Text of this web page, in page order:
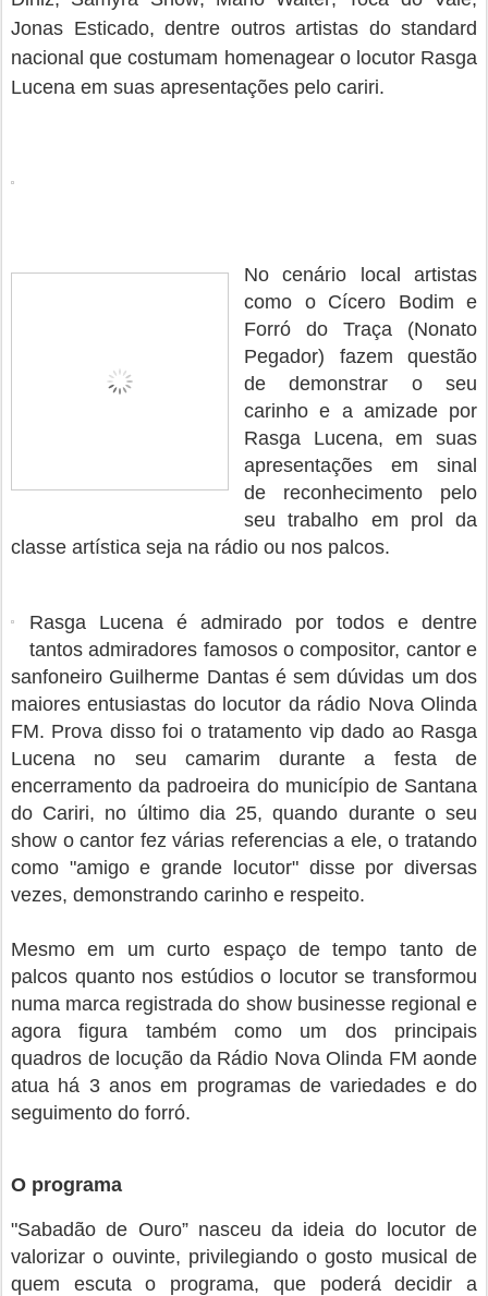
Jonas Esticado, dentre outros artistas do standard
nacional que costumam homenagear o locutor Rasga
Lucena em suas apresentações pelo cariri.
No cenário local artistas
como o Cícero Bodim e
Forró do Traça (Nonato
Pegador) fazem questão
de demonstrar o seu
carinho e a amizade por
Rasga Lucena, em suas
apresentações em sinal
de reconhecimento pelo
seu trabalho em prol da
classe artística seja na rádio ou nos palcos.
Rasga Lucena é admirado por todos e dentre
tantos admiradores famosos o compositor, cantor e
sanfoneiro Guilherme Dantas é sem dúvidas um dos
maiores entusiastas do locutor da rádio Nova Olinda
FM. Prova disso foi o tratamento vip dado ao Rasga
Lucena no seu camarim durante a festa de
encerramento da padroeira do município de Santana
do Cariri, no último dia 25, quando durante o seu
show o cantor fez várias referencias a ele, o tratando
como "amigo e grande locutor" disse por diversas
vezes, demonstrando carinho e respeito.
Mesmo em um curto espaço de tempo tanto de
palcos quanto nos estúdios o locutor se transformou
numa marca registrada do show businesse regional e
agora figura também como um dos principais
quadros de locução da Rádio Nova Olinda FM aonde
atua há 3 anos em programas de variedades e do
seguimento do forró.
O programa
"Sabadão de Ouro” nasceu da ideia do locutor de
valorizar o ouvinte, privilegiando o gosto musical de
quem escuta o programa, que poderá decidir a